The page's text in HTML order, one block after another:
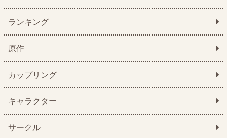
ランキング
原作
カップリング
キャラクター
サークル